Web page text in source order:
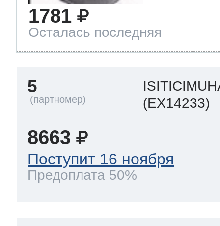
1781
Осталась последняя
5
(EX14233)
8663
Поступит 16 ноября
Предоплата 50%